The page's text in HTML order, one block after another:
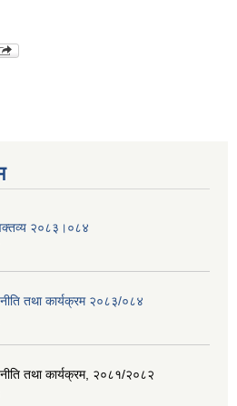
वक्तव्य २०८३।०८४
नीति तथा कार्यक्रम २०८३/०८४
नीति तथा कार्यक्रम, २०८१/२०८२